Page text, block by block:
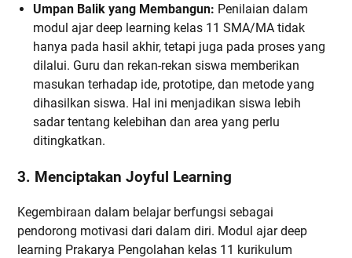
Umpan Balik yang Membangun: Penilaian dalam
modul ajar deep learning kelas 11 SMA/MA tidak
hanya pada hasil akhir, tetapi juga pada proses yang
dilalui. Guru dan rekan-rekan siswa memberikan
masukan terhadap ide, prototipe, dan metode yang
dihasilkan siswa. Hal ini menjadikan siswa lebih
sadar tentang kelebihan dan area yang perlu
ditingkatkan.
3. Menciptakan Joyful Learning
Kegembiraan dalam belajar berfungsi sebagai
pendorong motivasi dari dalam diri. Modul ajar deep
learning Prakarya Pengolahan kelas 11 kurikulum